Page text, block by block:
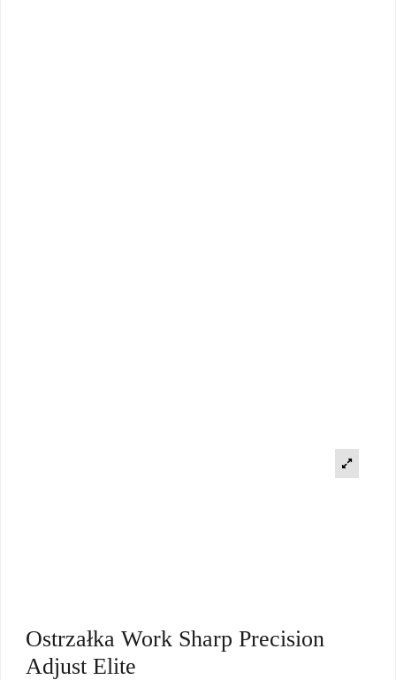
Ostrzałka Work Sharp Precision
Adjust Elite